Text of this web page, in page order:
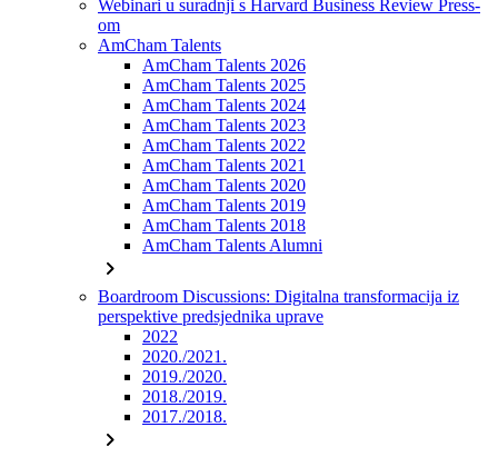
Webinari u suradnji s Harvard Business Review Press-
om
AmCham Talents
AmCham Talents 2026
AmCham Talents 2025
AmCham Talents 2024
AmCham Talents 2023
AmCham Talents 2022
AmCham Talents 2021
AmCham Talents 2020
AmCham Talents 2019
AmCham Talents 2018
AmCham Talents Alumni
chevron_right
Boardroom Discussions: Digitalna transformacija iz
perspektive predsjednika uprave
2022
2020./2021.
2019./2020.
2018./2019.
2017./2018.
chevron_right